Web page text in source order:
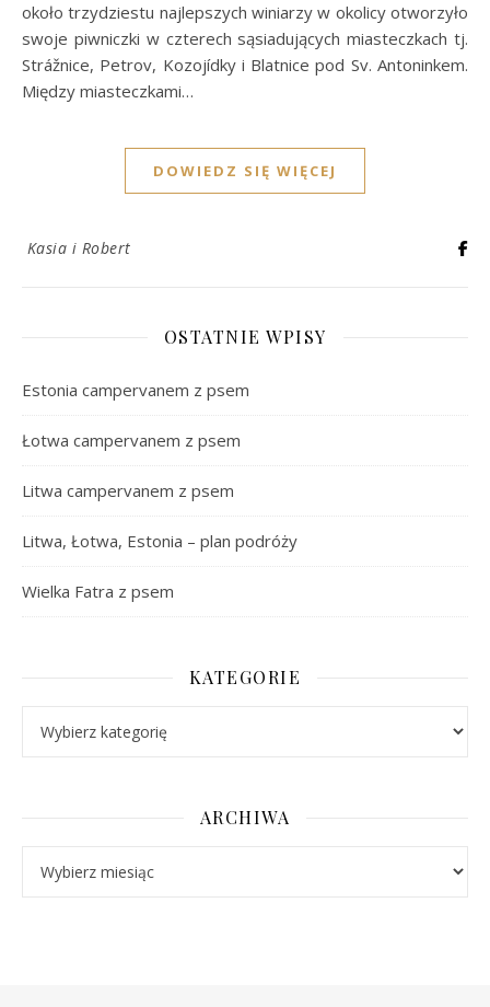
około trzydziestu najlepszych winiarzy w okolicy otworzyło
swoje piwniczki w czterech sąsiadujących miasteczkach tj.
Strážnice, Petrov, Kozojídky i Blatnice pod Sv. Antoninkem.
Między miasteczkami…
DOWIEDZ SIĘ WIĘCEJ
Kasia i Robert
OSTATNIE WPISY
Estonia campervanem z psem
Łotwa campervanem z psem
Litwa campervanem z psem
Litwa, Łotwa, Estonia – plan podróży
Wielka Fatra z psem
KATEGORIE
ARCHIWA